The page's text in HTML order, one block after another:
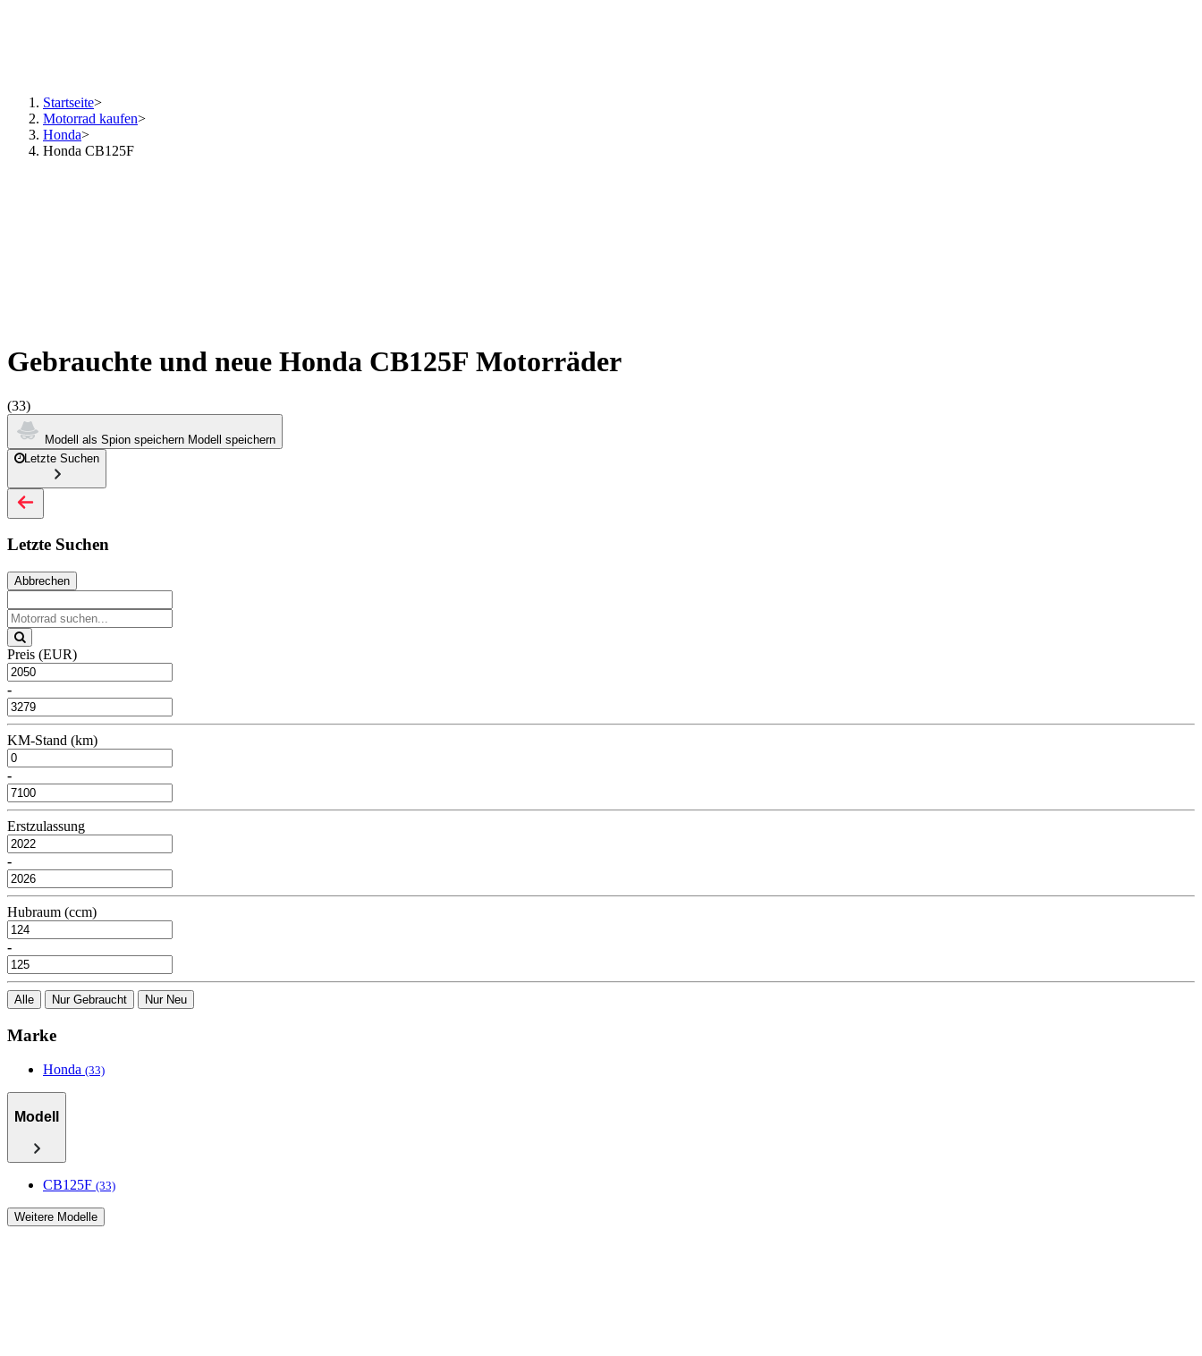
Startseite>
Motorrad kaufen>
Honda>
Honda CB125F
Gebrauchte und neue Honda CB125F Motorräder
(33)
Modell als Spion speichern Modell speichern
Letzte Suchen
Letzte Suchen
Abbrechen
Preis (EUR)
-
KM-Stand (km)
-
Erstzulassung
-
Hubraum (ccm)
-
Alle Nur Gebraucht Nur Neu
Marke
Honda (33)
Modell
CB125F (33)
Weitere Modelle